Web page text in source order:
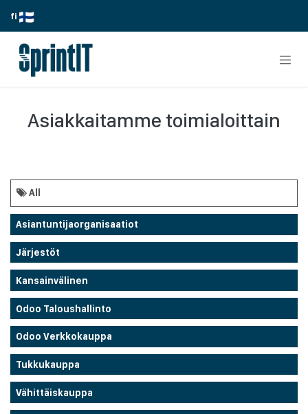
fi
Asiakkaitamme toimialoittain
All
Asiantuntijaorganisaatiot
Järjestöt
Kansainvälinen
Odoo Taloushallinto
Odoo Verkkokauppa
Tukkukauppa
Vähittäiskauppa